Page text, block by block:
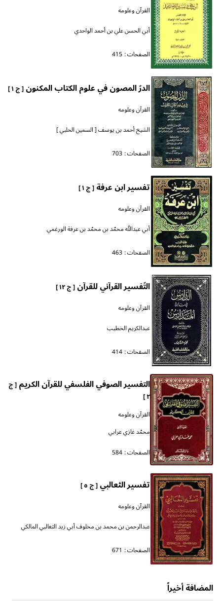
القرآن وعلومه
أبي الحسن علي بن أحمد الواحدي
الصفحات : 415
الدرّ المصون في علوم الكتاب المكنون[ ج ١ ]
القرآن وعلومه
الشيخ أحمد بن يوسف [ السمين الحلبي ]
الصفحات : 703
تفسير ابن عرفة[ ج ١ ]
القرآن وعلومه
أبي عبدالله محمّد بن محمّد بن عرفة الورغمي
الصفحات : 463
التّفسير القرآني للقرآن[ ج ١٢ ]
القرآن وعلومه
عبدالكريم الخطيب
الصفحات : 414
التفسير الصوفي الفلسفي للقرآن الكريم[ ج
٢ ]
القرآن وعلومه
محمّد غازي عرابي
الصفحات : 584
تفسير الثعالبي[ ج ٥ ]
القرآن وعلومه
عبدالرحمن بن محمد بن مخلوف أبي زيد الثعالبي المالكي
الصفحات : 671
المضافة أخيراً